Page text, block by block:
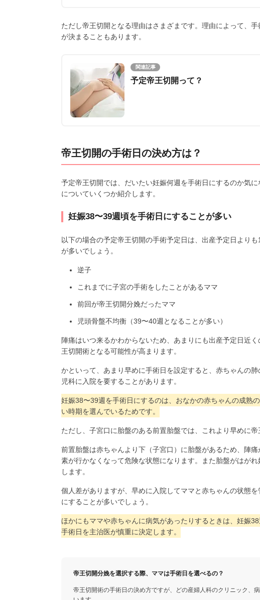
ただし帝王切開となる理由はさまざまです。理由によって、
が決まることもあります。
関連記事
予定帝王切開って？
帝王切開の手術日の決め方は？
予定帝王切開では、だいたい妊娠何週を手術日にするのか気
についていくつか紹介します。
妊娠38〜39週頃を手術日にすることが多い
以下の場合の予定帝王切開の手術予定日は、出産予定日より
が多いでしょう。
逆子
これまでに子宮の手術をしたことがあるママ
前回が帝王切開分娩だったママ
児頭骨盤不均衡（39〜40週となることが多い）
陣痛はいつ来るかわからないため、あまりにも出産予定日近
王切開術となる可能性が高まります。
かといって、あまり早めに手術日を設定すると、赤ちゃんの
児科に入院を要することがあります。
妊娠38〜39週を手術日にするのは、おなかの赤ちゃんの成熟
い時期を選んでいるためです。
ただし、子宮口に胎盤のある前置胎盤では、これより早めに帝
前置胎盤は赤ちゃんより下（子宮口）に胎盤があるため、陣
素が行かなくなって危険な状態になります。また胎盤がはが
します。
個人差がありますが、早めに入院してママと赤ちゃんの状態
にすることが多いでしょう。
ほかにもママや赤ちゃんに病気があったりするときは、妊娠
手術日を主治医が慎重に決定します。
帝王切開分娩を選択する際、ママは手術日を選べるの？
帝王切開術の手術日の決め方ですが、どの産婦人科のクリニック、